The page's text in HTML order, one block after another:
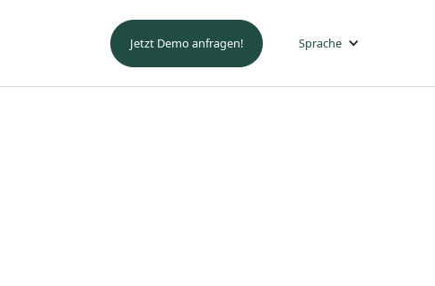
Jetzt Demo anfragen! Sprache